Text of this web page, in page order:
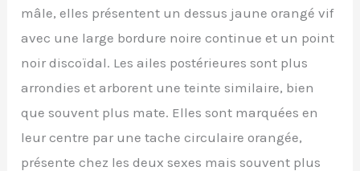
mâle, elles présentent un dessus jaune orangé vif
avec une large bordure noire continue et un point
noir discoïdal. Les ailes postérieures sont plus
arrondies et arborent une teinte similaire, bien
que souvent plus mate. Elles sont marquées en
leur centre par une tache circulaire orangée,
présente chez les deux sexes mais souvent plus